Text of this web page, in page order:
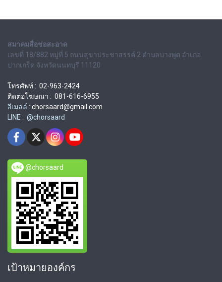
สมาคมสื่อช่อสะอาด
เลขที่ 18/882 หมู่ที่ 5 ถนนสุขาประชาสรรค์ 2 ตำบลบางพูด อำเภอ
ปากเกร็ด จังหวัดนนทบุรี 11120
โทรศัพท์ : 02-963-2424
ติดต่อโฆษณา : 081-616-6955
อีเมลล์ : chorsaard@gmail.com
LINE : @chorsaard
@chorsaard
เป้าหมายองค์กร